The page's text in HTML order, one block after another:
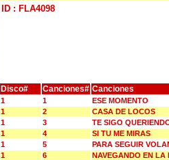
ID : FLA4098
Disco# Canciones# Canciones
1 1
ESE MOMENTO
1
2
CASA DE LOCOS
1
3
TE SIGO
1
4
SI TU ME MIRAS
1
5
PARA SEGUIR
1
6
NAVEGANDO EN LA